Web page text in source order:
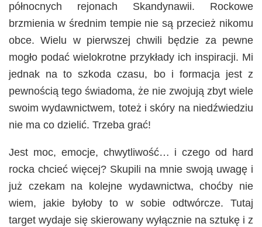
północnych rejonach Skandynawii. Rockowe
brzmienia w średnim tempie nie są przecież nikomu
obce. Wielu w pierwszej chwili będzie za pewne
mogło podać wielokrotne przykłady ich inspiracji. Mi
jednak na to szkoda czasu, bo i formacja jest z
pewnością tego świadoma, że nie zwojują zbyt wiele
swoim wydawnictwem, toteż i skóry na niedźwiedziu
nie ma co dzielić. Trzeba grać!
Jest moc, emocje, chwytliwość… i czego od hard
rocka chcieć więcej? Skupili na mnie swoją uwagę i
już czekam na kolejne wydawnictwa, choćby nie
wiem, jakie byłoby to w sobie odtwórcze. Tutaj
target wydaje się skierowany wyłącznie na sztukę i z